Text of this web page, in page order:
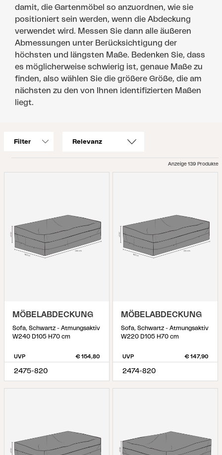
damit, die Gartenmöbel so anzuordnen, wie sie
positioniert sein werden, wenn die Abdeckung
verwendet wird. Messen Sie dann alle äußeren
Abmessungen unter Berücksichtigung der
höchsten und längsten Maße. Bedenken Sie, dass
es möglicherweise schwierig ist, genaue Maße zu
finden, also wählen Sie die größere Größe, die am
nächsten zu den von Ihnen identifizierten Maßen
liegt.
Filter
Anzeige 139 Produkte
MÖBELABDECKUNG
Sofa, Schwartz - Atmungsaktiv
W240 D105 H70 cm
UVP € 154,80
2475-820
MÖBELABDECKUNG
Sofa, Schwartz - Atmungsaktiv
W220 D105 H70 cm
UVP € 147,90
2474-820